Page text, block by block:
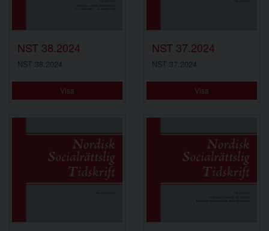
NST 38.2024
NST 38.2024
Visa
NST 37.2024
NST 37.2024
Visa